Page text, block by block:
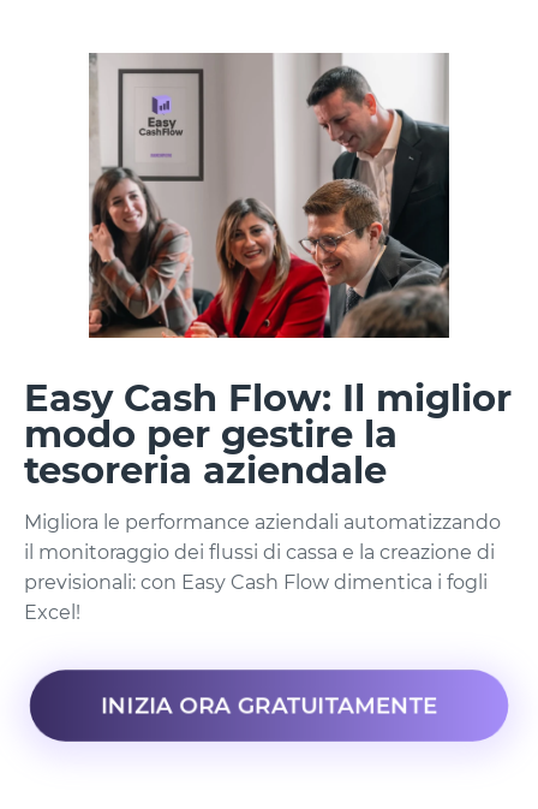
Easy Cash Flow: Il miglior
modo per gestire la
tesoreria aziendale
Migliora le performance aziendali automatizzando
il monitoraggio dei flussi di cassa e la creazione di
previsionali: con Easy Cash Flow dimentica i fogli
Excel!
INIZIA ORA GRATUITAMENTE